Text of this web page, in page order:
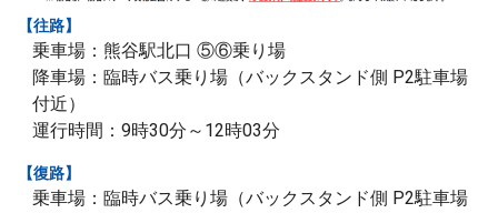
【往路】
乗車場：熊谷駅北口 ⑤⑥乗り場
降車場：臨時バス乗り場（バックスタンド側 P2駐車場
付近）
運行時間：9時30分～12時03分
【復路】
乗車場：臨時バス乗り場（バックスタンド側 P2駐車場